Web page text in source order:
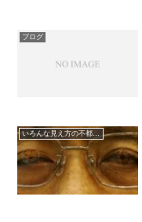
ブログ
いろんな見え方の不都合に対応した眼鏡